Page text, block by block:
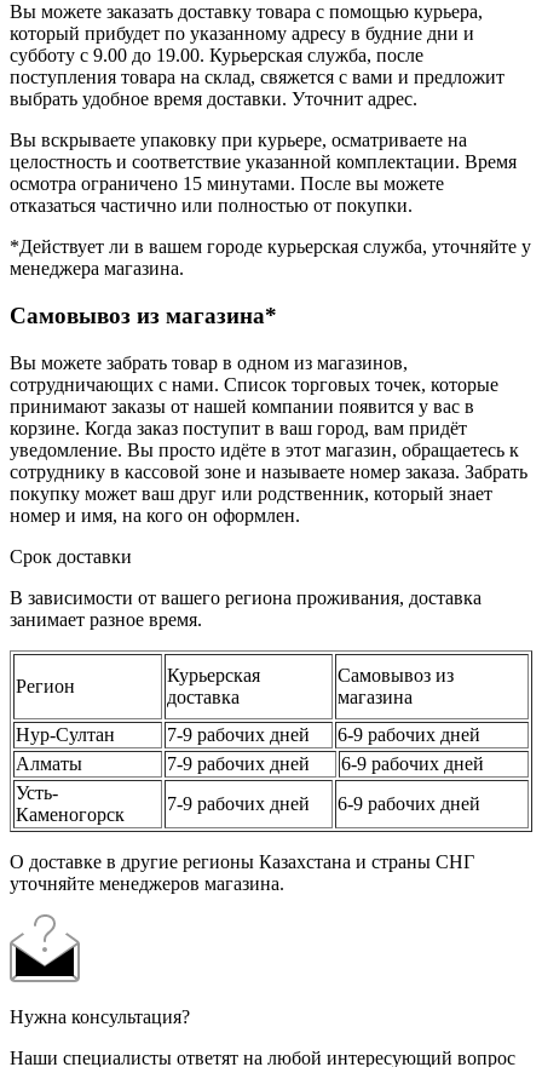
Вы можете заказать доставку товара с помощью курьера,
который прибудет по указанному адресу в будние дни и
субботу с 9.00 до 19.00. Курьерская служба, после
поступления товара на склад, свяжется с вами и предложит
выбрать удобное время доставки. Уточнит адрес.
Вы вскрываете упаковку при курьере, осматриваете на
целостность и соответствие указанной комплектации. Время
осмотра ограничено 15 минутами. После вы можете
отказаться частично или полностью от покупки.
*Действует ли в вашем городе курьерская служба, уточняйте у
менеджера магазина.
Самовывоз из магазина*
Вы можете забрать товар в одном из магазинов,
сотрудничающих с нами. Список торговых точек, которые
принимают заказы от нашей компании появится у вас в
корзине. Когда заказ поступит в ваш город, вам придёт
уведомление. Вы просто идёте в этот магазин, обращаетесь к
сотруднику в кассовой зоне и называете номер заказа. Забрать
покупку может ваш друг или родственник, который знает
номер и имя, на кого он оформлен.
Срок доставки
В зависимости от вашего региона проживания, доставка
занимает разное время.
Регион
Курьерская
доставка
Самовывоз из
магазина
Нур-Султан
7-9 рабочих дней
6-9 рабочих дней
Алматы
7-9 рабочих дней
6-9 рабочих дней
Усть-
Каменогорск
7-9 рабочих дней 6-9 рабочих дней
О доставке в другие регионы Казахстана и страны СНГ
уточняйте менеджеров магазина.
Нужна консультация?
Наши специалисты ответят на любой интересующий вопрос